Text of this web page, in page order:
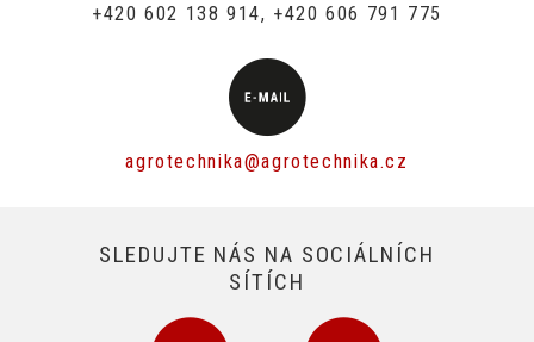
+420 602 138 914, +420 606 791 775
agrotechnika@agrotechnika.cz
SLEDUJTE NÁS NA SOCIÁLNÍCH
SÍTÍCH